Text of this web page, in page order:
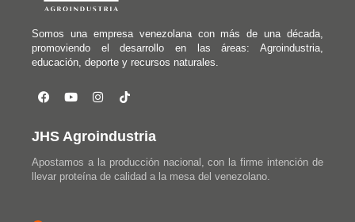
Somos una empresa venezolana con más de una década,
promoviendo el desarrollo en las áreas: Agroindustria,
educación, deporte y recursos naturales.
JHS Agroindustria
Apostamos a la producción nacional, con la firme intención de
llevar proteína de calidad a la mesa del venezolano.